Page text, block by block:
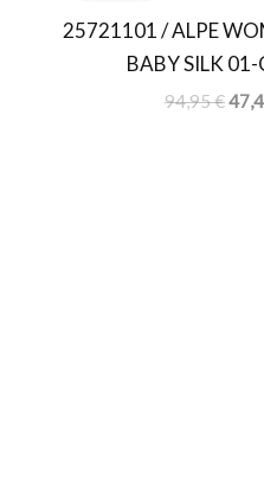
25721101 / ALPE
BABY SILK 01-
94,95€